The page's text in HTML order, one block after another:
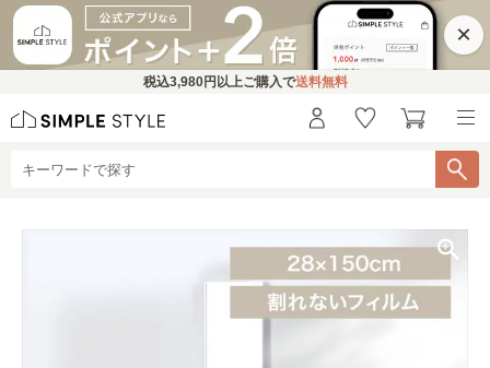
×
税込3,980円 以上ご購入で送料無料